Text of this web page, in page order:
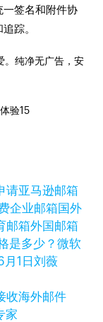
一签名和附件协
踪。
。纯净无广告，安
验15
请亚马逊邮箱
企业邮箱国外
邮箱外国邮箱
是多少？微软
1日刘薇
收海外邮件
家